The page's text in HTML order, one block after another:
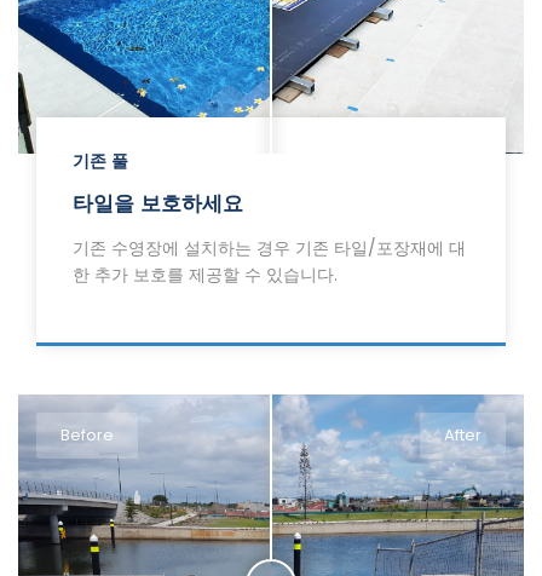
기존 풀
타일을 보호하세요
기존 수영장에 설치하는 경우 기존 타일/포장재에 대
한 추가 보호를 제공할 수 있습니다.
Before After